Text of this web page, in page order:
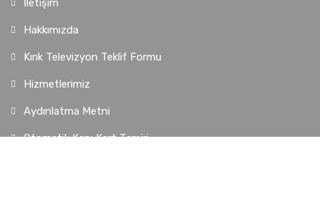
Hakkımızda
Kırık Televizyon Teklif Formu
Hizmetlerimiz
Aydınlatma Metni
Otomatik Kapı Kart Tamiri